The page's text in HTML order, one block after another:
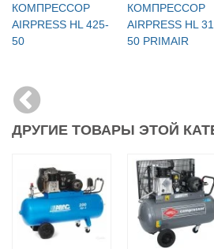
КОМПРЕССОР
AIRPRESS HL 425-
50
КОМПРЕССОР
AIRPRESS HL
50 PRIMAIR
ДРУГИЕ ТОВАРЫ ЭТОЙ